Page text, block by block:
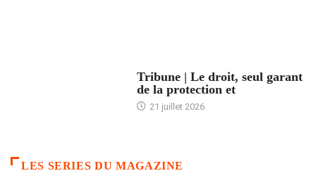
Tribune | Le droit, seul garant
de la protection et
21 juillet 2026
LES SERIES DU MAGAZINE